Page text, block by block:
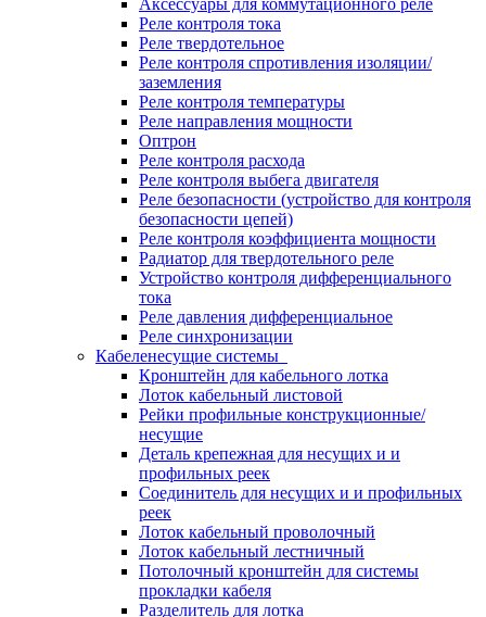
Аксессуары для коммутационного реле
Реле контроля тока
Реле твердотельное
Реле контроля спротивления изоляции/
заземления
Реле контроля температуры
Реле направления мощности
Оптрон
Реле контроля расхода
Реле контроля выбега двигателя
Реле безопасности (устройство для контроля
безопасности цепей)
Реле контроля коэффициента мощности
Радиатор для твердотельного реле
Устройство контроля дифференциального
тока
Реле давления дифференциальное
Реле синхронизации
Кабеленесущие системы
Кронштейн для кабельного лотка
Лоток кабельный листовой
Рейки профильные конструкционные/
несущие
Деталь крепежная для несущих и и
профильных реек
Соединитель для несущих и и профильных
реек
Лоток кабельный проволочный
Лоток кабельный лестничный
Потолочный кронштейн для системы
прокладки кабеля
Разделитель для лотка